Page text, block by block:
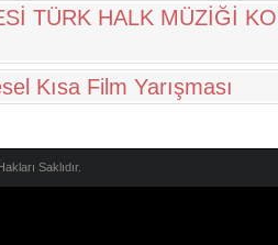
TÜRK HALK MÜZİĞİ
Kısa Film Yarışması
Saklıdır.